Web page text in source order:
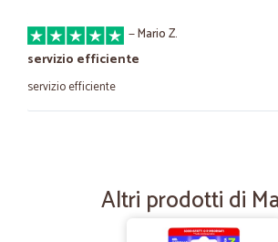
—Mario Z.
servizio efficiente
servizio efficiente
Consegna perfetta (trasporto refrigerato,
imballati: ogni vasetto di vetro imballato
servizio, rispetto dei tempi di consegna e tutto
Altri prodotti di